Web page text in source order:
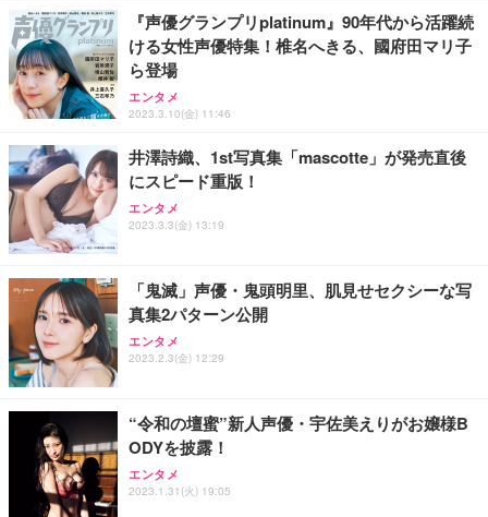
務用 おしゃれ パソコンチェア (ブラック)
Sezlife オフィスチェア デスクチェア 疲れない テレ
ワーク チェア 強化バックレスト 30度ロッキング機
能 人間工学 椅子 腰サポート 90度跳ね上げ式アーム
レスト 3Dヘッドレスト ハンガー付き 高反発クッシ
務用 おしゃれ パソコンチェア (ホワイト)
￥7,680
ANDWINT オフィスチェア デスクチェア 肘なし メ
ッシュ 通気性 ランバーサポート付き 腰サポート ガ
ス圧無段階昇降 360度回転 キャスター付き コンパク
【整備済み品】Dell E2724HS 27インチ 液晶モニタ
ー フルHD（1920×1080）VA 非光沢 HDMI/DisplayP
ort/VGA スピーカー内蔵 高さ調整 スイベル VESA対
応 ComfortView ビジネス向け
￥15,800
【MiniLED/24.5inch/280Hz/FHD】GRAPHT THE S
HOOTER Gaming Monitor 24” Essential ゲーミン
グモニター QD 24.5インチ 1ms FHD 量子ドット 残
Smart Basic(スマートベーシック) 【Amazon.co.jp
限定】 Smart Basic アイリスオーヤマ ペットシーツ
超厚型 お徳用 ワイド 100枚入 (x 1) (ケース販売)
￥3,670
アイリスオーヤマ ペットシーツ 超厚型 お徳用 レギ
ュラー 200枚入【Amazon.co.jp限定】
『声優グランプリplatinum』90年代から活躍続
ける女性声優特集！椎名へきる、國府田マリ子
ら登場
エンタメ
2023.3.10(金) 11:46
井澤詩織、1st写真集「mascotte」が発売直後
にスピード重版！
エンタメ
2023.3.3(金) 13:19
「鬼滅」声優・鬼頭明里、肌見せセクシーな写
真集2パターン公開
エンタメ
2023.2.3(金) 12:29
“令和の壇蜜”新人声優・宇佐美えりがお嬢様B
ODYを披露！
エンタメ
2023.1.31(火) 19:05